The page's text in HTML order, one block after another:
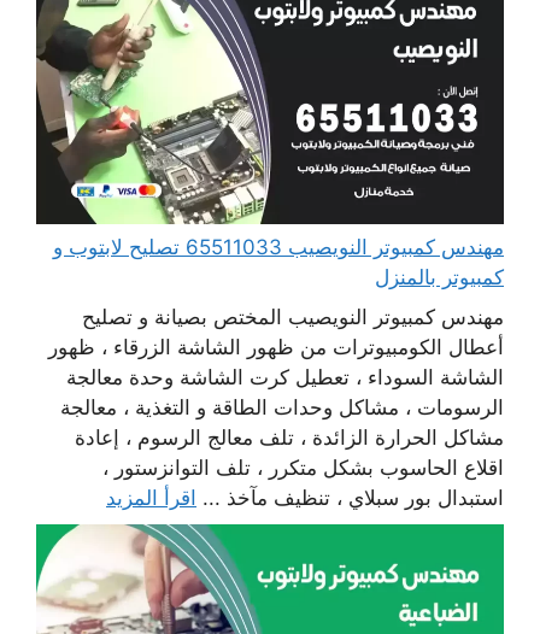
مهندس كمبيوتر النويصيب 65511033 تصليح لابتوب و
كمبيوتر بالمنزل
مهندس كمبيوتر النويصيب المختص بصيانة و تصليح
أعطال الكومبيوترات من ظهور الشاشة الزرقاء ، ظهور
الشاشة السوداء ، تعطيل كرت الشاشة وحدة معالجة
الرسومات ، مشاكل وحدات الطاقة و التغذية ، معالجة
مشاكل الحرارة الزائدة ، تلف معالج الرسوم ، إعادة
اقلاع الحاسوب بشكل متكرر ، تلف التوانزستور ،
استبدال بور سبلاي ، تنظيف مآخذ ... اقرأ المزيد